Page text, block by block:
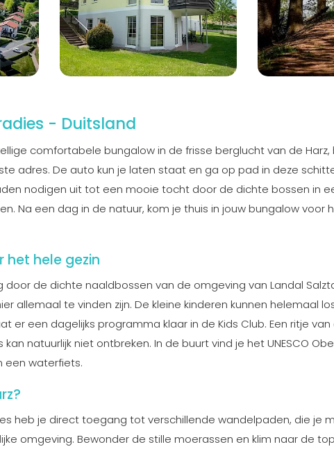
- Duitsland
comfortabele bungalow in de frisse berglucht van de Harz,
adres. De auto kun je laten staat en ga op pad in deze
nodigen uit tot een mooie tocht door de dichte bossen in
Na een dag in de natuur, kom je thuis in jouw bungalow voor
het hele gezin
door de dichte naaldbossen van de omgeving van Landal
allemaal te vinden zijn. De kleine kinderen kunnen helemaal
er een dagelijks programma klaar in de Kids Club. Een ritje
natuurlijk niet ontbreken. In de buurt vind je het UNESCO
een waterfiets.
heb je direct toegang tot verschillende wandelpaden, die je
omgeving. Bewonder de stille moerassen en klim naar de